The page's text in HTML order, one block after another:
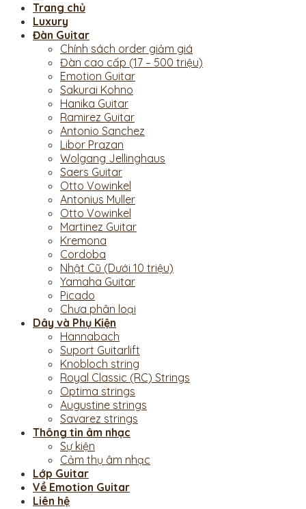
Trang chủ
Luxury
Đàn Guitar
Chính sách order giảm giá
Đàn cao cấp (17 – 500 triệu)
Emotion Guitar
Sakurai Kohno
Hanika Guitar
Ramirez Guitar
Antonio Sanchez
Libor Prazan
Wolgang Jellinghaus
Saers Guitar
Otto Vowinkel
Antonius Muller
Otto Vowinkel
Martinez Guitar
Kremona
Cordoba
Nhật Cũ (Dưới 10 triệu)
Yamaha Guitar
Picado
Chưa phân loại
Dây và Phụ Kiện
Hannabach
Suport Guitarlift
Knobloch string
Royal Classic (RC) Strings
Optima strings
Augustine strings
Savarez strings
Thông tin âm nhạc
Sự kiện
Cảm thụ âm nhạc
Lớp Guitar
Về Emotion Guitar
Liên hệ